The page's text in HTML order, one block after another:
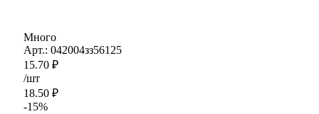
Много
Арт.: 042004зз56125
15.70 ₽
/шт
18.50 ₽
-15%